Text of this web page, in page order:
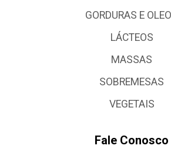
GORDURAS E
LÁCTEOS
MASSAS
SOBREMESAS
VEGETAIS
Fale Conosco